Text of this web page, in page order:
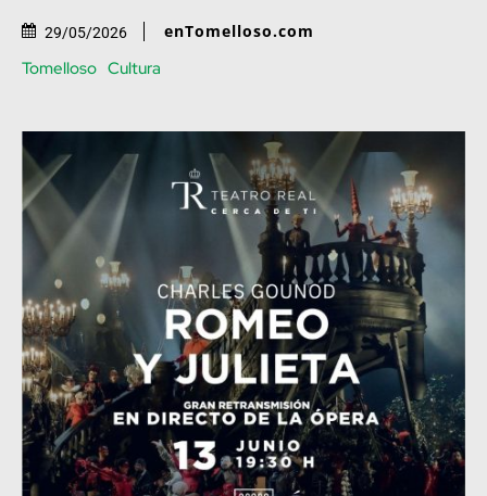
29/05/2026 enTomelloso.com
Tomelloso Cultura